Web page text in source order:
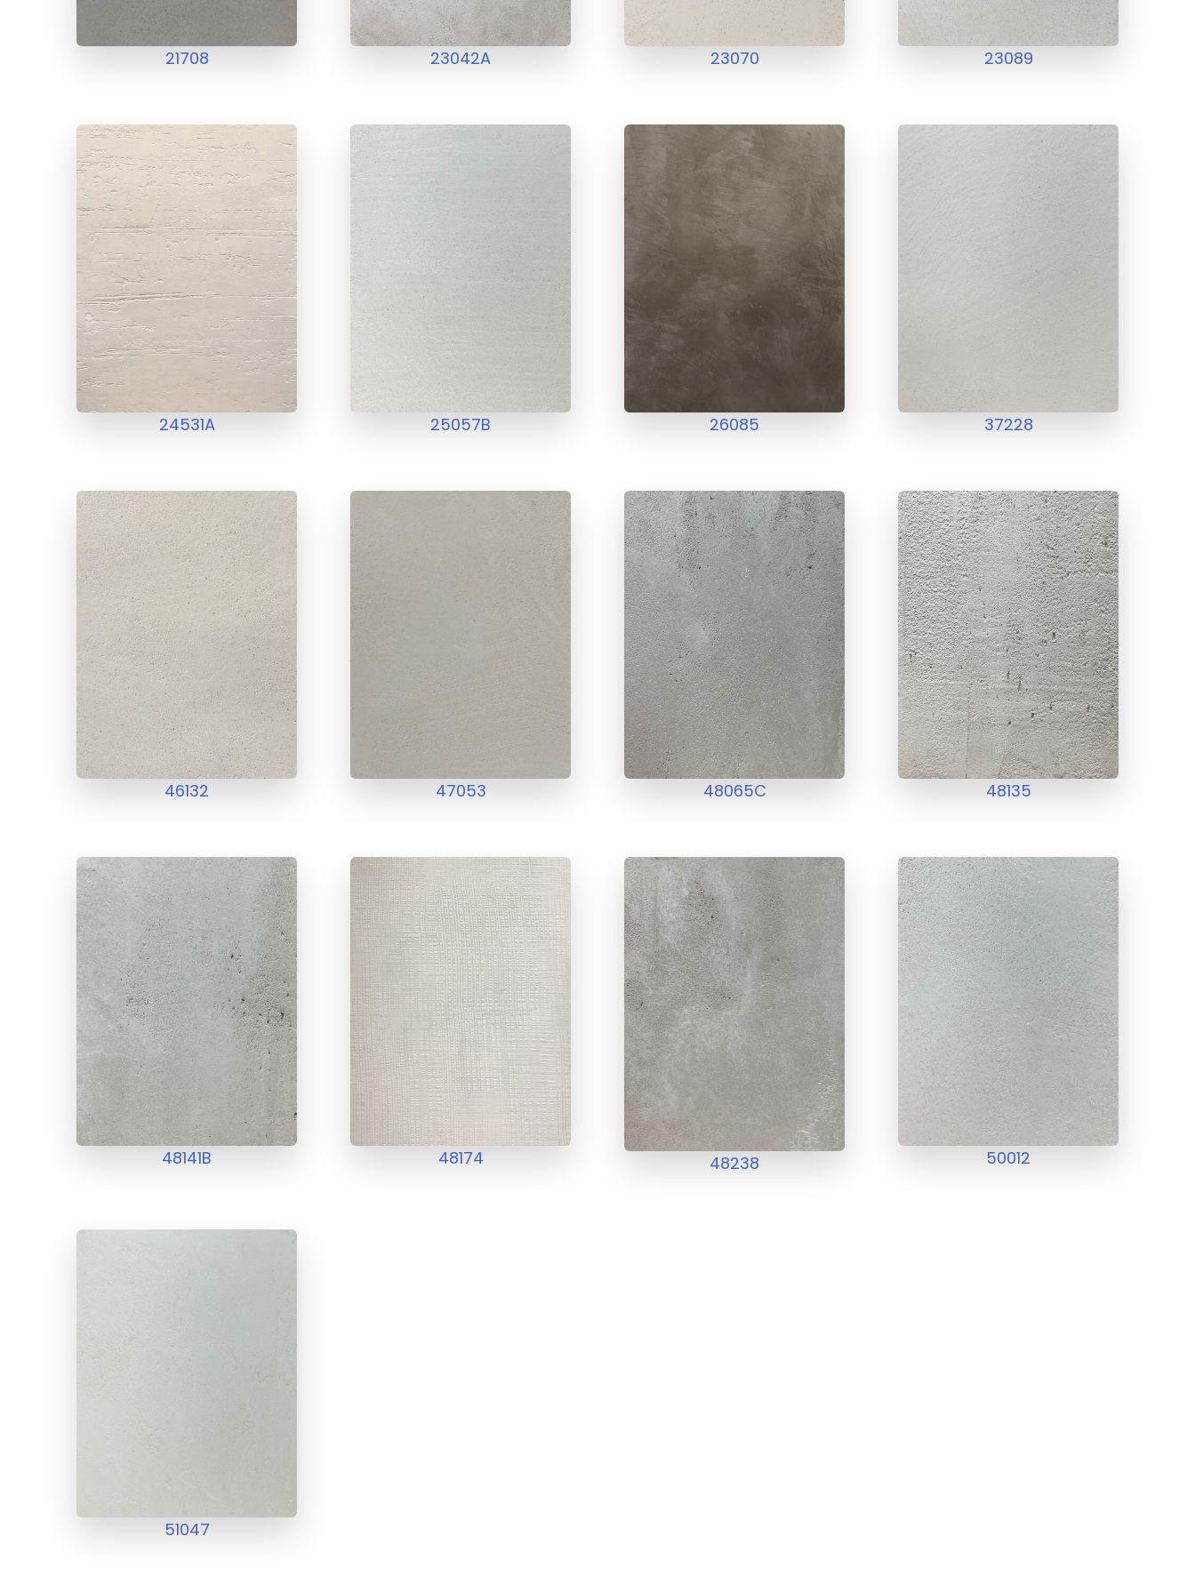
21708 23042A 23070 23089
24531A 25057B 26085 37228
46132 47053 48065C 48135
48141B 48174 48238 50012
51047